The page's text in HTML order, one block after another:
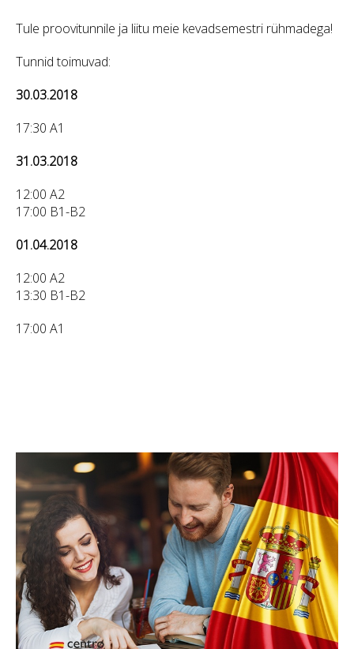
Tule proovitunnile ja liitu meie kevadsemestri rühmadega!
Tunnid toimuvad:
30.03.2018
17:30 A1
31.03.2018
12:00 A2
17:00 B1-B2
01.04.2018
12:00 A2
13:30 B1-B2
17:00 A1